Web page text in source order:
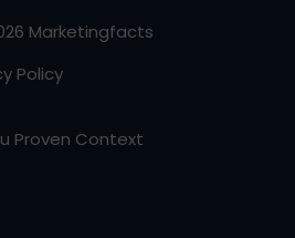
Marketingfacts
Policy
Proven Context